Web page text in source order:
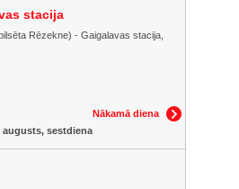
stacija
Rēzekne) - Gaigalavas stacija,
Nākamā diena
augusts, sestdiena